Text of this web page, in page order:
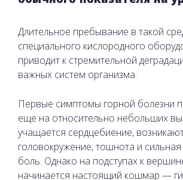
Длительное пребывание в такой
специального кислородного
приводит к стремительной
важных систем организма.
Первые симптомы горной болезни
еще на относительно небольших
учащается сердцебиение,
головокружение, тошнота и
боль. Однако на подступах к
начинается настоящий кошмар —